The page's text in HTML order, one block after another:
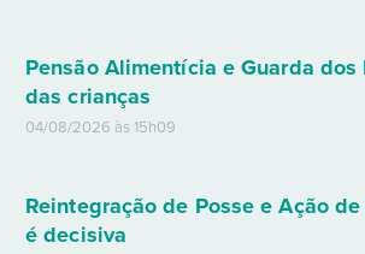
Pensão Alimentícia e Guarda
das crianças
04/08/2026 às 15h09
Reintegração de Posse e Ação
é decisiva